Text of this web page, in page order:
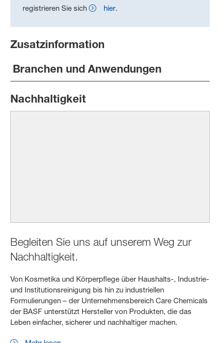
registrieren Sie sich
hier.
Zusatzinformation
Branchen und Anwendungen
Nachhaltigkeit
Begleiten Sie uns auf unserem Weg zur
Nachhaltigkeit.
Von Kosmetika und Körperpflege über Haushalts-, Industrie-
und Institutionsreinigung bis hin zu industriellen
Formulierungen – der Unternehmensbereich Care Chemicals
der BASF unterstützt Hersteller von Produkten, die das
Leben einfacher, sicherer und nachhaltiger machen.